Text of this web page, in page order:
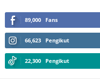
89,000 Fans
66,623 Pengikut
22,300 Pengikut